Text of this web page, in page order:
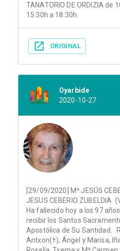
TANATORIO DE ORDIZIA de
15:30h a 18:30h.
ORIGINAL
Oyarbide
2020-10-27
[29/09/2020] Mª JESÚS
JESUS CEBERIO ZUBELDIA
Ha fallecido hoy a los 97
recibir los Santos
Apostólica de Su Santidad.
Antxon(†), Ángel y Marisa,